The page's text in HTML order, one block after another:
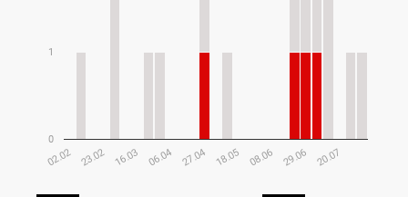
02.02 23.02 16.03 06.04 27.04 18.05 08.06 29.06 20.07
0
1